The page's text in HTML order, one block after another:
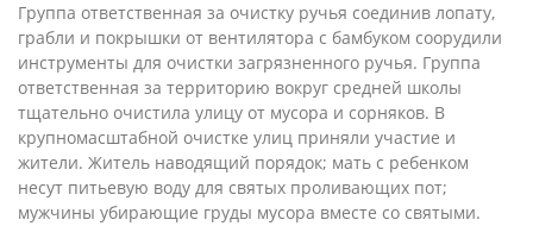
Группа ответственная за очистку ручья соединив лопату,
грабли и покрышки от вентилятора с бамбуком соорудили
инструменты для очистки загрязненного ручья. Группа
ответственная за территорию вокруг средней школы
тщательно очистила улицу от мусора и сорняков. В
крупномасштабной очистке улиц приняли участие и
жители. Житель наводящий порядок; мать с ребенком
несут питьевую воду для святых проливающих пот;
мужчины убирающие груды мусора вместе со святыми.